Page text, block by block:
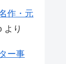
作・元
より
ー事